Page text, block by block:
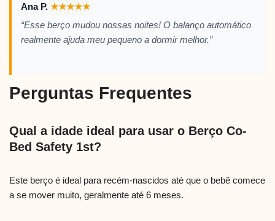
Ana P. ★★★★★
“Esse berço mudou nossas noites! O balanço automático
realmente ajuda meu pequeno a dormir melhor.”
Perguntas Frequentes
Qual a idade ideal para usar o Berço Co-
Bed Safety 1st?
Este berço é ideal para recém-nascidos até que o bebê comece
a se mover muito, geralmente até 6 meses.